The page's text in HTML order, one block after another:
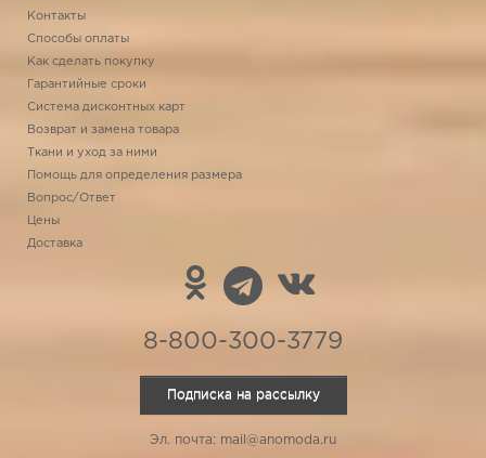
Контакты
Способы оплаты
Как сделать покупку
Гарантийные сроки
Система дисконтных карт
Возврат и замена товара
Ткани и уход за ними
Помощь для определения размера
Вопрос/Ответ
Цены
Доставка
8-800-300-3779
Подписка на рассылку
Эл. почта: mail@anomoda.ru